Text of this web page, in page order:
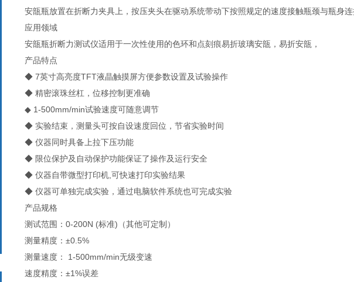
安瓿瓶放置在折断力夹具上，按压夹头在驱动系统带动下按照规定的速度接触瓶颈与瓶身
应用领域
安瓿瓶折断力测试仪适用于一次性使用的色环和点刻痕易折玻璃安瓿，易折安瓿，
产品特点
◆ 7英寸高亮度TFT液晶触摸屏方便参数设置及试验操作
◆ 精密滚珠丝杠，位移控制更准确
◆ 1-500mm/min试验速度可随意调节
◆ 实验结束，测量头可按自设速度回位，节省实验时间
◆ 仪器同时具备上拉下压功能
◆ 限位保护及自动保护功能保证了操作及运行安全
◆ 仪器自带微型打印机,可快速打印实验结果
◆ 仪器可单独完成实验，通过电脑软件系统也可完成实验
产品规格
测试范围：0-200N (标准)（其他可定制）
测量精度：±0.5%
测量速度： 1-500mm/min无级变速
速度精度：±1%误差